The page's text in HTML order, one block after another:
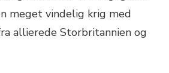
meget vindelig krig med
allierede Storbritannien og